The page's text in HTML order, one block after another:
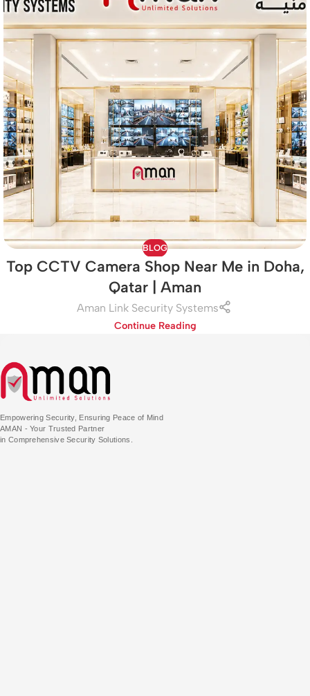
BLOG
Top CCTV Camera Shop Near Me in Doha,
Qatar | Aman
Aman Link Security Systems
Continue Reading
Empowering Security, Ensuring Peace of Mind
AMAN - Your Trusted Partner
in Comprehensive Security Solutions.